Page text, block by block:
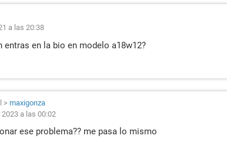
a las 20:38
entras en la bio en modelo a18w12?
> maxigonza
2023 a las 00:02
ese problema?? me pasa lo mismo